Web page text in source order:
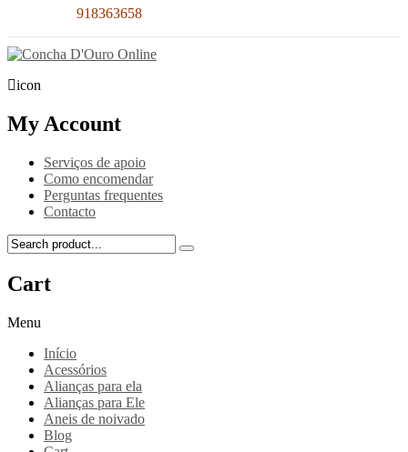
918363658
icon
My Account
Serviços de apoio
Como encomendar
Perguntas frequentes
Contacto
Cart
Menu
Início
Acessórios
Alianças para ela
Alianças para Ele
Aneis de noivado
Blog